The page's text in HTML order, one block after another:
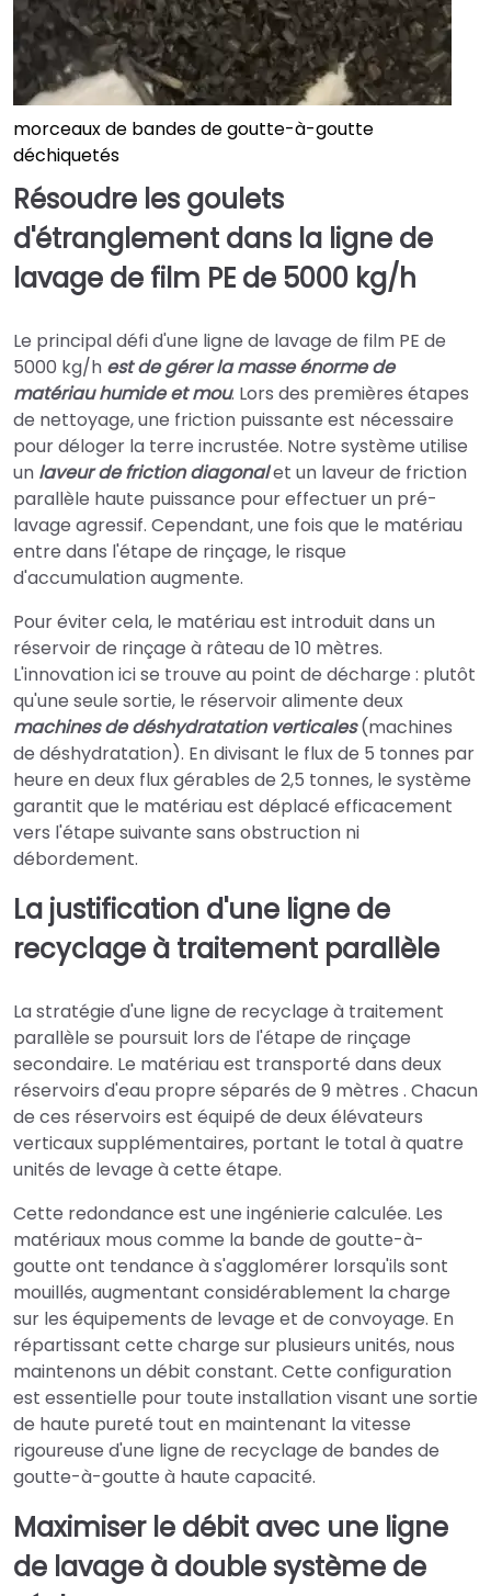
morceaux de bandes de goutte-à-goutte
déchiquetés
Résoudre les goulets
d'étranglement dans la ligne de
lavage de film PE de 5000 kg/h
Le principal défi d'une ligne de lavage de film PE de
5000 kg/h est de gérer la masse énorme de
matériau humide et mou. Lors des premières étapes
de nettoyage, une friction puissante est nécessaire
pour déloger la terre incrustée. Notre système utilise
un laveur de friction diagonalet un laveur de friction
parallèle haute puissance pour effectuer un pré-
lavage agressif. Cependant, une fois que le matériau
entre dans l'étape de rinçage, le risque
d'accumulation augmente.
Pour éviter cela, le matériau est introduit dans un
réservoir de rinçage à râteau de 10 mètres.
L'innovation ici se trouve au point de décharge : plutôt
qu'une seule sortie, le réservoir alimente deux
machines de déshydratation verticales(machines
de déshydratation). En divisant le flux de 5 tonnes par
heure en deux flux gérables de 2,5 tonnes, le système
garantit que le matériau est déplacé efficacement
vers l'étape suivante sans obstruction ni
débordement.
La justification d'une ligne de
recyclage à traitement parallèle
La stratégie d'une ligne de recyclage à traitement
parallèle se poursuit lors de l'étape de rinçage
secondaire. Le matériau est transporté dans deux
réservoirs d'eau propre séparés de 9 mètres . Chacun
de ces réservoirs est équipé de deux élévateurs
verticaux supplémentaires, portant le total à quatre
unités de levage à cette étape.
Cette redondance est une ingénierie calculée. Les
matériaux mous comme la bande de goutte-à-
goutte ont tendance à s'agglomérer lorsqu'ils sont
mouillés, augmentant considérablement la charge
sur les équipements de levage et de convoyage. En
répartissant cette charge sur plusieurs unités, nous
maintenons un débit constant. Cette configuration
est essentielle pour toute installation visant une sortie
de haute pureté tout en maintenant la vitesse
rigoureuse d'une ligne de recyclage de bandes de
goutte-à-goutte à haute capacité.
Maximiser le débit avec une ligne
de lavage à double système de